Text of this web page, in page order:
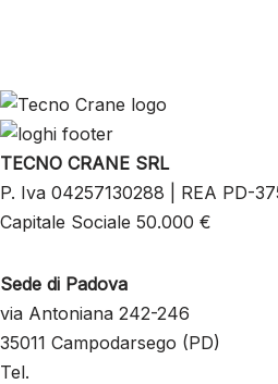
TECNO CRANE SRL
P. Iva 04257130288 | REA PD-
Capitale Sociale 50.000 €
Sede di Padova
via Antoniana 242-246
35011 Campodarsego (PD)
Tel.